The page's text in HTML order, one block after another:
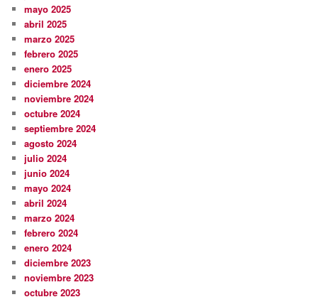
mayo 2025
abril 2025
marzo 2025
febrero 2025
enero 2025
diciembre 2024
noviembre 2024
octubre 2024
septiembre 2024
agosto 2024
julio 2024
junio 2024
mayo 2024
abril 2024
marzo 2024
febrero 2024
enero 2024
diciembre 2023
noviembre 2023
octubre 2023